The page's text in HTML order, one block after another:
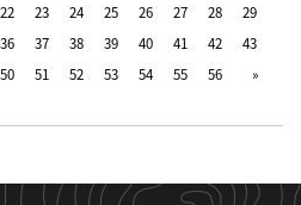
22 23 24 25 26 27 28
29
36 37 38 39 40 41 42
43
50 51 52 53 54 55 56